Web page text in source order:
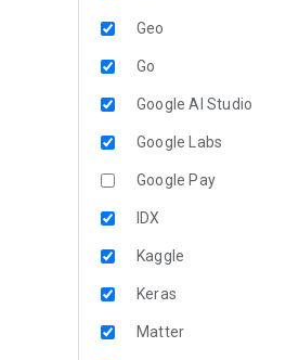
Geo
Go
Google AI Studio
Google Labs
Google Pay
IDX
Kaggle
Keras
Matter